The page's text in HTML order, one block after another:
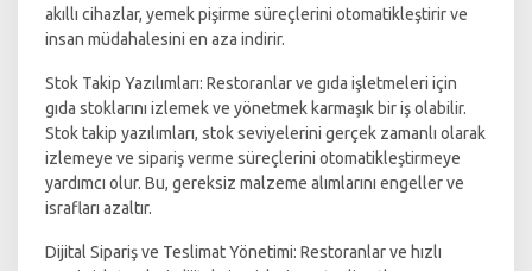
akıllı cihazlar, yemek pişirme süreçlerini otomatikleştirir ve
insan müdahalesini en aza indirir.
Stok Takip Yazılımları: Restoranlar ve gıda işletmeleri için
gıda stoklarını izlemek ve yönetmek karmaşık bir iş olabilir.
Stok takip yazılımları, stok seviyelerini gerçek zamanlı olarak
izlemeye ve sipariş verme süreçlerini otomatikleştirmeye
yardımcı olur. Bu, gereksiz malzeme alımlarını engeller ve
israfları azaltır.
Dijital Sipariş ve Teslimat Yönetimi: Restoranlar ve hızlı